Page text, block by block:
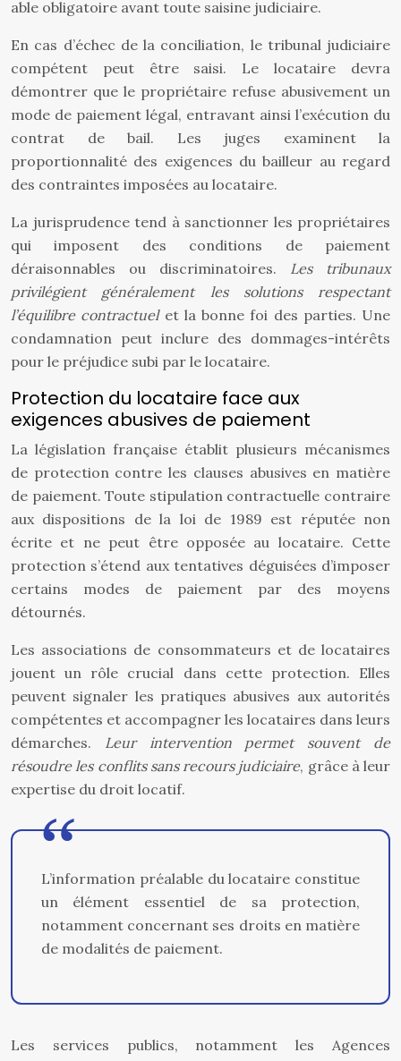
able obligatoire avant toute saisine judiciaire.
En cas d’échec de la conciliation, le tribunal judiciaire
compétent peut être saisi. Le locataire devra
démontrer que le propriétaire refuse abusivement un
mode de paiement légal, entravant ainsi l’exécution du
contrat de bail. Les juges examinent la
proportionnalité des exigences du bailleur au regard
des contraintes imposées au locataire.
La jurisprudence tend à sanctionner les propriétaires
qui imposent des conditions de paiement
déraisonnables ou discriminatoires. Les tribunaux
privilégient généralement les solutions respectant
l’équilibre contractuelet la bonne foi des parties. Une
condamnation peut inclure des dommages-intérêts
pour le préjudice subi par le locataire.
Protection du locataire face aux
exigences abusives de paiement
La législation française établit plusieurs mécanismes
de protection contre les clauses abusives en matière
de paiement. Toute stipulation contractuelle contraire
aux dispositions de la loi de 1989 est réputée non
écrite et ne peut être opposée au locataire. Cette
protection s’étend aux tentatives déguisées d’imposer
certains modes de paiement par des moyens
détournés.
Les associations de consommateurs et de locataires
jouent un rôle crucial dans cette protection. Elles
peuvent signaler les pratiques abusives aux autorités
compétentes et accompagner les locataires dans leurs
démarches. Leur intervention permet souvent de
résoudre les conflits sans recours judiciaire, grâce à leur
expertise du droit locatif.
L’information préalable du locataire constitue
un élément essentiel de sa protection,
notamment concernant ses droits en matière
de modalités de paiement.
Les services publics, notamment les Agences